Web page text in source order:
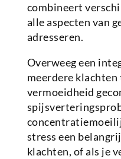
combineert
alle aspecten van
adresseren.
Overweeg een
meerdere
vermoeidheid
stress een
klachten, of als je